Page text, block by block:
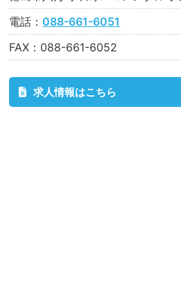
電話：088-661-6051
FAX：088-661-6052
求人情報はこちら